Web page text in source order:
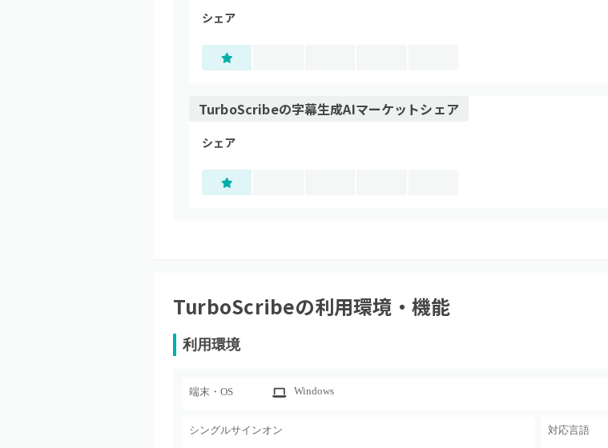
シェア
TurboScribeの字幕生成AIマーケットシェア
シェア
TurboScribeの利用環境・機能
利用環境
端末・OS Windows
シングルサインオン 対応言語